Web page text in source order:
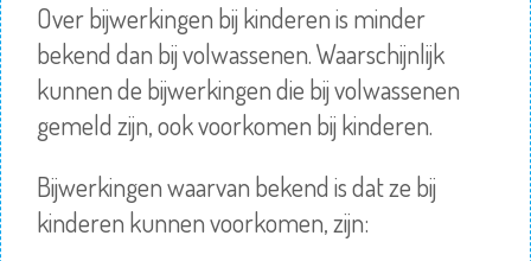
Over bijwerkingen bij kinderen is minder
bekend dan bij volwassenen. Waarschijnlijk
kunnen de bijwerkingen die bij volwassenen
gemeld zijn, ook voorkomen bij kinderen.
Bijwerkingen waarvan bekend is dat ze bij
kinderen kunnen voorkomen, zijn: